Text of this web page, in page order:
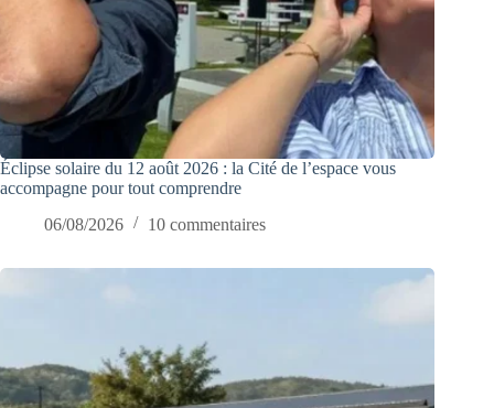
Éclipse solaire du 12 août 2026 : la Cité de l’espace vous
accompagne pour tout comprendre
06/08/2026
10 commentaires